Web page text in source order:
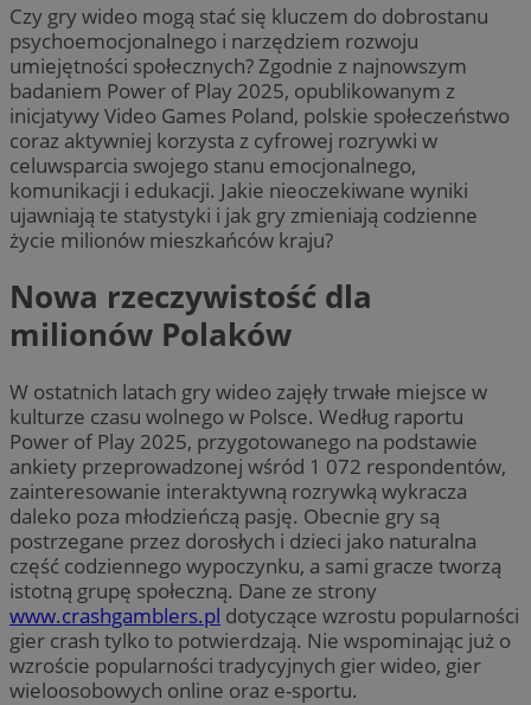
Czy gry wideo mogą stać się kluczem do dobrostanu
psychoemocjonalnego i narzędziem rozwoju
umiejętności społecznych? Zgodnie z najnowszym
badaniem Power of Play 2025, opublikowanym z
inicjatywy Video Games Poland, polskie społeczeństwo
coraz aktywniej korzysta z cyfrowej rozrywki w
celuwsparcia swojego stanu emocjonalnego,
komunikacji i edukacji. Jakie nieoczekiwane wyniki
ujawniają te statystyki i jak gry zmieniają codzienne
życie milionów mieszkańców kraju?
Nowa rzeczywistość dla
milionów Polaków
W ostatnich latach gry wideo zajęły trwałe miejsce w
kulturze czasu wolnego w Polsce. Według raportu
Power of Play 2025, przygotowanego na podstawie
ankiety przeprowadzonej wśród 1 072 respondentów,
zainteresowanie interaktywną rozrywką wykracza
daleko poza młodzieńczą pasję. Obecnie gry są
postrzegane przez dorosłych i dzieci jako naturalna
część codziennego wypoczynku, a sami gracze tworzą
istotną grupę społeczną. Dane ze strony
www.crashgamblers.pl dotyczące wzrostu popularności
gier crash tylko to potwierdzają. Nie wspominając już o
wzroście popularności tradycyjnych gier wideo, gier
wieloosobowych online oraz e-sportu.